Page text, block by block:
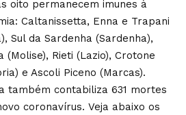
oito permanecem imunes à
Caltanissetta, Enna e Trapani
Sul da Sardenha (Sardenha),
(Molise), Rieti (Lazio), Crotone
e Ascoli Piceno (Marcas).
também contabiliza 631 mortes
coronavírus. Veja abaixo os